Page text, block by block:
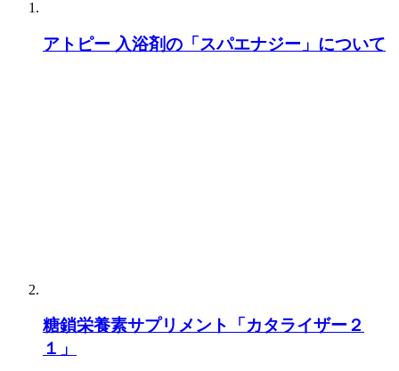
アトピー 入浴剤の「スパエナジー」について
糖鎖栄養素サプリメント「カタライザー２
１」